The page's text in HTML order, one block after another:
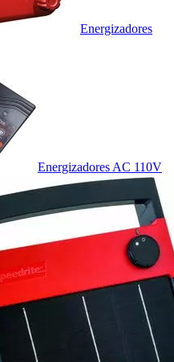
Energizadores
Energizadores AC 110V